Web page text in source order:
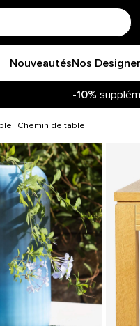
NouveautésNos
-10%
Soyez
Chemin de table